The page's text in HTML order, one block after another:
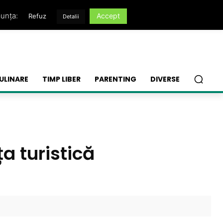
TIMP LIBER PARENTING DIVERSE
turistică
Refuz Detalii Accept